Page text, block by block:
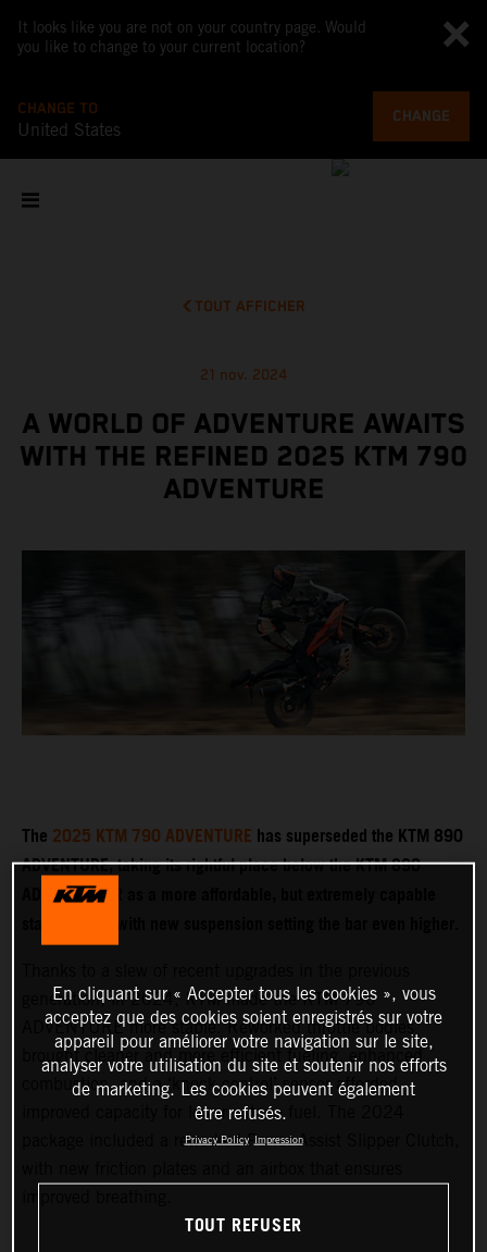
It looks like you are not on your country page. Would
you like to change to your current location?
CHANGE TO
United States
CHANGE
TOUT AFFICHER
21 nov. 2024
A WORLD OF ADVENTURE AWAITS
WITH THE REFINED 2025 KTM 790
ADVENTURE
The2025 KTM 790 ADVENTUREhas superseded the KTM 890
ADVENTURE, taking its rightful place below the KTM 890
ADVENTURE R as a more affordable, but extremely capable
generation, in 2024, KTM made the KTM 790
ADVENTURE more stable. Reworked throttle bodies
brought cleaner and more efficient fueling, enhanced
combustion, and a ‘knock control’ sensor afforded
improved capacity for lower octane fuel. The 2024
package included a reworked Power Assist Slipper Clutch,
En cliquant sur « Accepter tous les cookies », vous
acceptez que des cookies soient enregistrés sur votre
appareil pour améliorer votre navigation sur le site,
analyser votre utilisation du site et soutenir nos efforts
de marketing. Les cookies peuvent également
être refusés.
Privacy Policy Impression
TOUT REFUSER